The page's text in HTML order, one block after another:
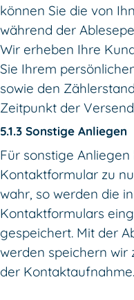
können Sie die von
während der
Wir erheben Ihre
Sie Ihrem
sowie den
Zeitpunkt der
5.1.3 Sonstige Anliegen
Für sonstige
Kontaktformular zu
wahr, so werden die
Kontaktformulars
gespeichert. Mit der
werden speichern wir
der Kontaktaufnahme.